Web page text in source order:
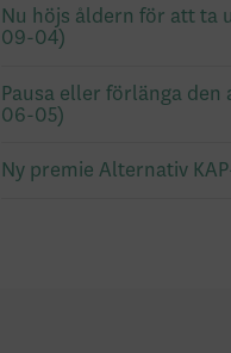
Nu höjs åldern för att ta
09-04)
Pausa eller förlänga
06-05)
Ny premie Alternativ